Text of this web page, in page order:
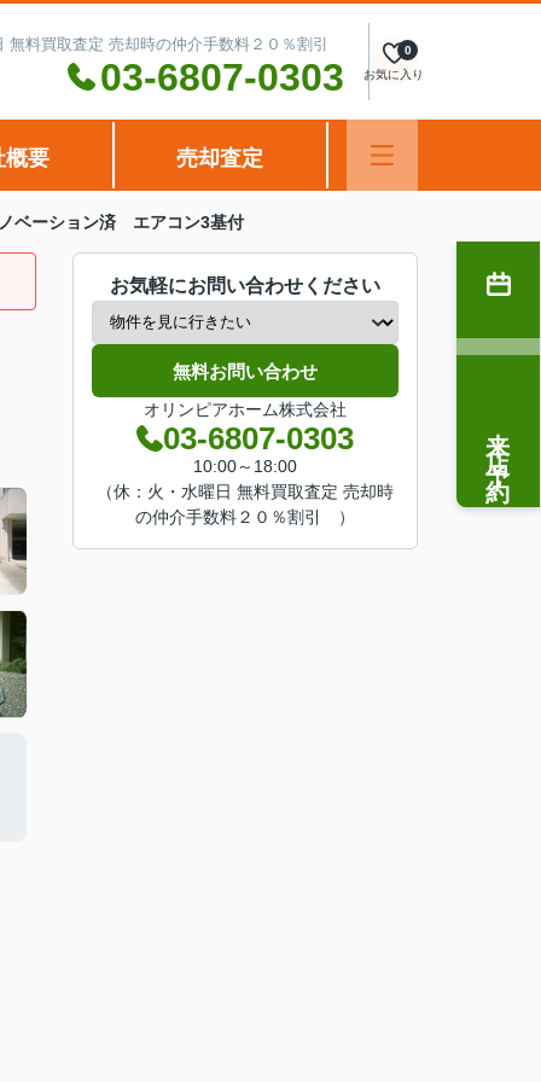
料買取査定 売却時の仲介手数料２０％割引
03-6807-0303 お気に入り
0
概要 売却査定
ベーション済 エアコン3基付
お気軽にお問い合わせください
無料お問い合わせ
オリンピアホーム株式会社
03-6807-0303
10:00～18:00
（休：火・水曜日 無料買取査定 売却時
の仲介手数料２０％割引 ）
来店予約